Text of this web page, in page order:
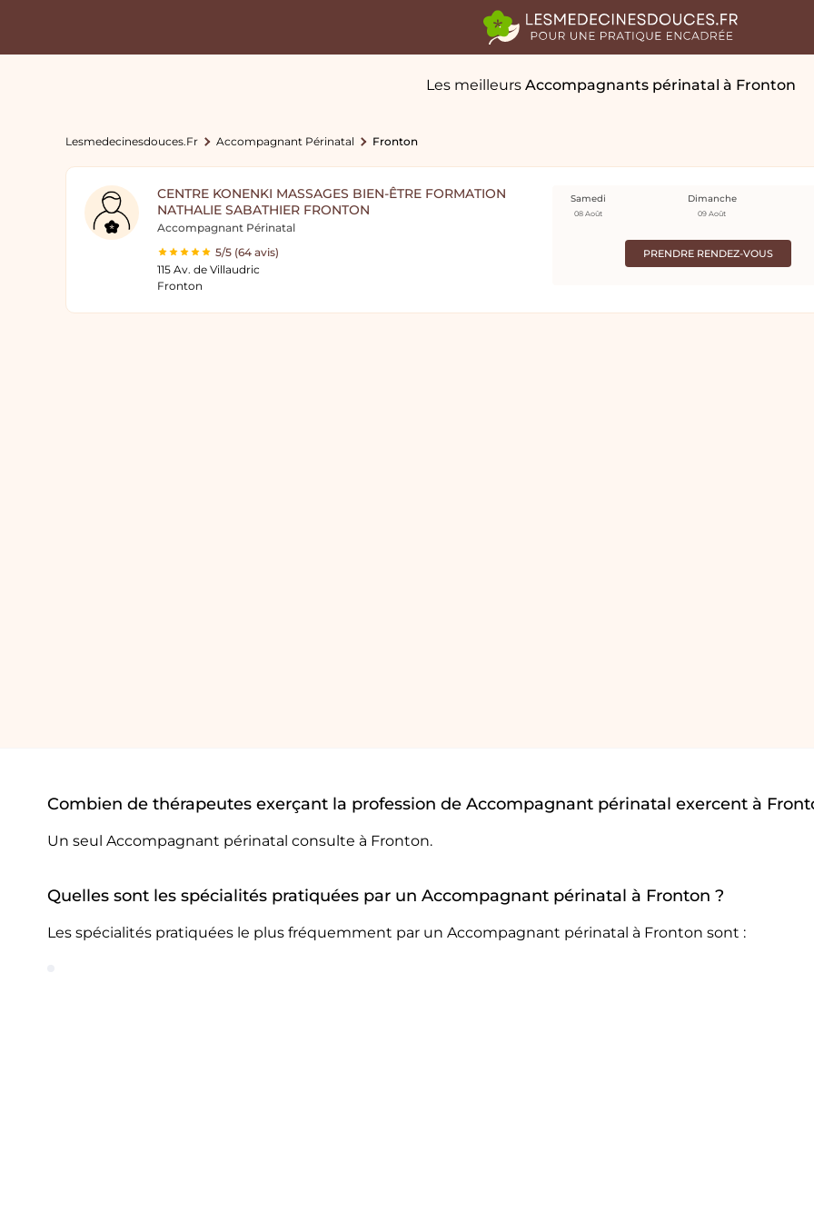
Les meilleurs Accompagnants périnatal à Fronton
Lesmedecinesdouces.fr Accompagnant Périnatal Fronton
CENTRE KONENKI MASSAGES BIEN-ÊTRE FORMATION
NATHALIE SABATHIER FRONTON
Accompagnant Périnatal
5/5 (64 avis)
115 Av. de Villaudric
Fronton
PRENDRE RENDEZ-VOUS
Samedi
08 Août
Dimanche
09 Août
Combien de thérapeutes exerçant la profession de Accompagnant périnatal exercent à
Un seul Accompagnant périnatal consulte à Fronton.
Quelles sont les spécialités pratiquées par un Accompagnant périnatal à Fronton ?
Les spécialités pratiquées le plus fréquemment par un Accompagnant périnatal à Fronton sont :